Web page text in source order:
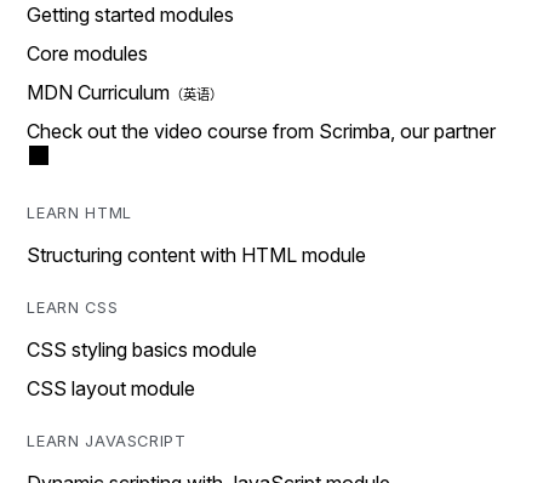
Getting started modules
Core modules
MDN Curriculum
Check out the video course from Scrimba, our partner
LEARN HTML
Structuring content with HTML module
LEARN CSS
CSS styling basics module
CSS layout module
LEARN JAVASCRIPT